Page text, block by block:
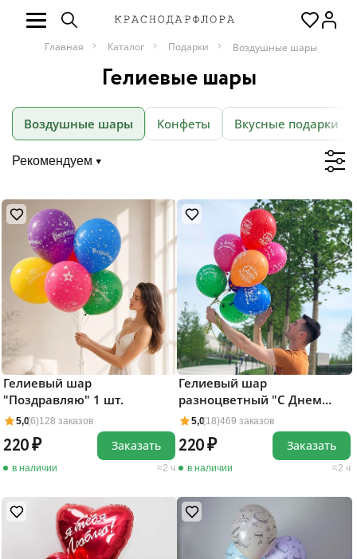
Главная Каталог Подарки Воздушные шары
Гелиевые шары
Воздушные шары Конфеты Вкусные подарки
Рекомендуем
5,0(6)128 заказов
Гелиевый шар
"Поздравляю" 1 шт.
220
в наличии 2 ч
Заказать
5,0(18)469 заказов
Гелиевый шар
разноцветный "С Днем
Рождения!" 1 шт.
220
в наличии 2 ч
Заказать